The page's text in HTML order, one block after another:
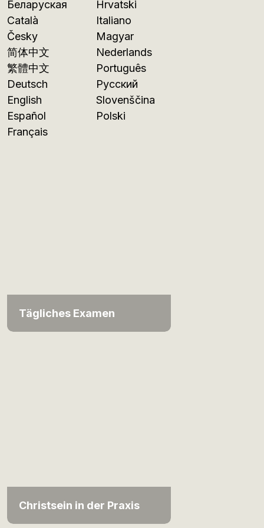
Беларуская
Català
Česky
简体中文
繁體中文
Deutsch
English
Español
Français
Hrvatski
Italiano
Magyar
Nederlands
Português
Русский
Slovenščina
Polski
Tägliches Examen
Christsein in der Praxis